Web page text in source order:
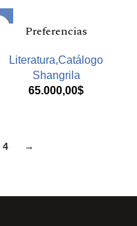
Preferencias
Literatura,Catálogo
Shangrila
65.000,00$
4 →